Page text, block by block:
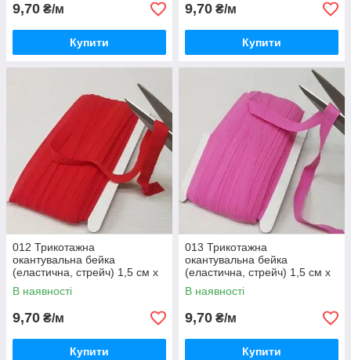
9,70 ₴/м
Купити
9,70 ₴/м
Купити
012 Трикотажна
окантувальна бейка
(еластична, стрейч) 1,5 см х
1м червона
В наявності
9,70 ₴/м
Купити
013 Трикотажна
окантувальна бейка
(еластична, стрейч) 1,5 см х
1м рожевий
В наявності
9,70 ₴/м
Купити